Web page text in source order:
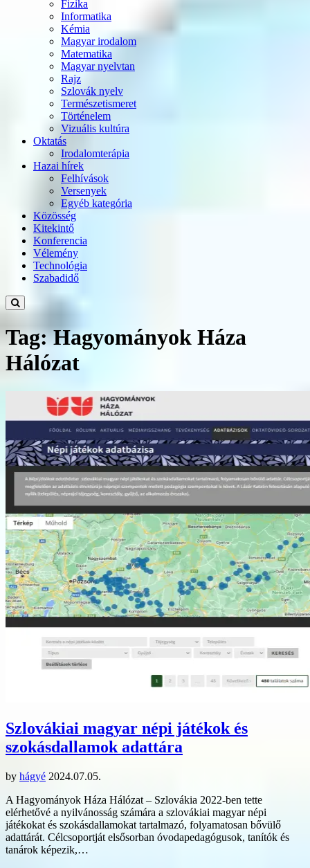
Fizika
Informatika
Kémia
Magyar irodalom
Matematika
Magyar nyelvtan
Rajz
Szlovák nyelv
Természetismeret
Történelem
Vizuális kultúra
Oktatás
Irodalomterápia
Hazai hírek
Felhívások
Versenyek
Egyéb kategória
Közösség
Kitekintő
Konferencia
Vélemény
Technológia
Szabadidő
Tag: Hagyományok Háza
Hálózat
Szlovákiai magyar népi játékok és
szokásdallamok adattára
by hágyé 2024.07.05.
A Hagyományok Háza Hálózat – Szlovákia 2022-ben tette
elérhetővé a nyilvánosság számára a szlovákiai magyar népi
játékokat és szokásdallamokat tartalmazó, folyamatosan bővülő
adattárát. Célcsoportját elsősorban óvodapedagógusok, tanítók és
tanárok képezik,…